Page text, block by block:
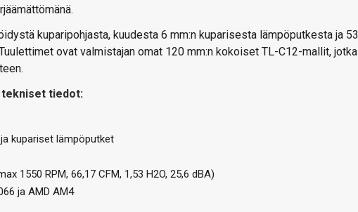
kuparipohjasta, kuudesta 6 mm:n kuparisesta lämpöputkesta ja 53
ovat valmistajan omat 120 mm:n kokoiset TL-C12-mallit, jotka
tiedot:
kupariset lämpöputket
1550 RPM, 66,17 CFM, 1,53 H2O, 25,6 dBA)
ja AMD AM4